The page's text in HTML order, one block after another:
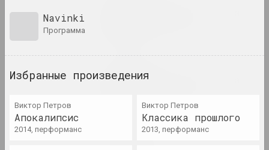
Беларусское искусство за
публикация
Chrysalis Mag, Пелагея Кудин
Navinki
программа
Избранные произведения
Виктор Петров
Aпокалипсис
2014, перформанс
Виктор Петров
Классика прошлого
2013, перформанс